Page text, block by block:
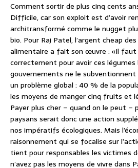
Comment sortir de plus cinq cents
Difficile, car son exploit est d’avoir
architransformé comme le nugget
bio. Pour Raj Patel, l’argent cheap
alimentaire a fait son œuvre : «Il faut
correctement pour avoir ces légumes
gouvernements ne le subventionnent
un problème global : 40 % de la
les moyens de manger cinq fruits et
Payer plus cher – quand on le peut –
paysans serait donc une action
nos impératifs écologiques. Mais
raisonnement qui se focalise sur
tient pour responsables les victimes
n’avez pas les moyens de vivre dans